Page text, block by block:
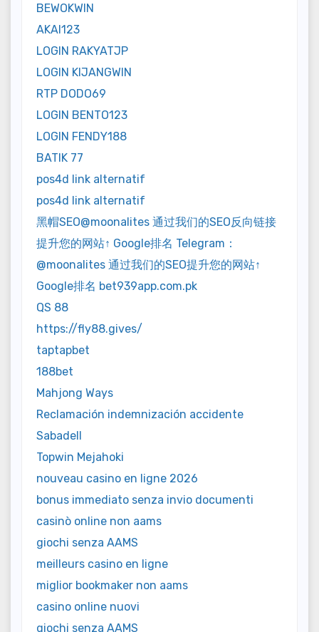
BEWOKWIN
AKAI123
LOGIN RAKYATJP
LOGIN KIJANGWIN
RTP DODO69
LOGIN BENTO123
LOGIN FENDY188
BATIK 77
pos4d link alternatif
pos4d link alternatif
黑帽SEO@moonalites 通过我们的SEO反向链接
提升您的网站↑ Google排名 Telegram：
@moonalites 通过我们的SEO提升您的网站↑
Google排名 bet939app.com.pk
QS 88
https://fly88.gives/
taptapbet
188bet
Mahjong Ways
Reclamación indemnización accidente
Sabadell
Topwin Mejahoki
nouveau casino en ligne 2026
bonus immediato senza invio documenti
casinò online non aams
giochi senza AAMS
meilleurs casino en ligne
miglior bookmaker non aams
casino online nuovi
giochi senza AAMS